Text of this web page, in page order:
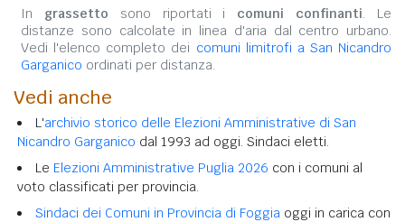
In grassetto sono riportati i comuni confinanti. Le
distanze sono calcolate in linea d'aria dal centro urbano.
Vedi l'elenco completo dei comuni limitrofi a San Nicandro
Garganico ordinati per distanza.
Vedi anche
L'archivio storico delle Elezioni Amministrative di San
Nicandro Garganico dal 1993 ad oggi. Sindaci eletti.
Le Elezioni Amministrative Puglia 2026 con i comuni al
voto classificati per provincia.
Sindaci dei Comuni in Provincia di Foggia oggi in carica con